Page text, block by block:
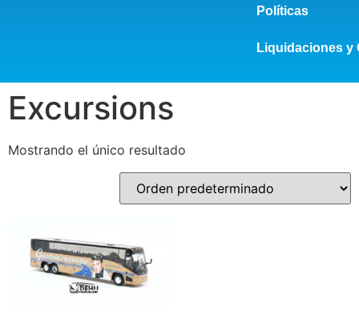
Políticas
Liquidaciones y
Excursions
Mostrando el único resultado